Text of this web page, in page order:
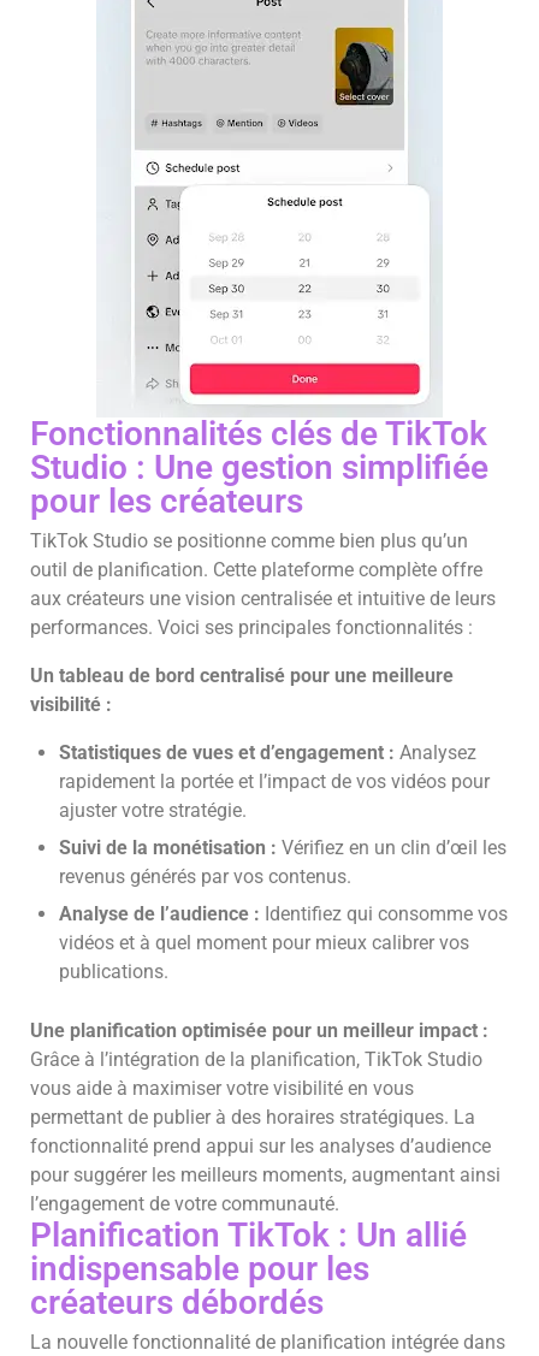
Fonctionnalités clés de TikTok
Studio : Une gestion simplifiée
pour les créateurs
TikTok Studio se positionne comme bien plus qu’un
outil de planification. Cette plateforme complète offre
aux créateurs une vision centralisée et intuitive de leurs
performances. Voici ses principales fonctionnalités :
Un tableau de bord centralisé pour une meilleure
visibilité :
Statistiques de vues et d’engagement : Analysez
rapidement la portée et l’impact de vos vidéos pour
ajuster votre stratégie.
Suivi de la monétisation : Vérifiez en un clin d’œil les
revenus générés par vos contenus.
Analyse de l’audience : Identifiez qui consomme vos
vidéos et à quel moment pour mieux calibrer vos
publications.
Une planification optimisée pour un meilleur impact :
Grâce à l’intégration de la planification, TikTok Studio
vous aide à maximiser votre visibilité en vous
permettant de publier à des horaires stratégiques. La
fonctionnalité prend appui sur les analyses d’audience
pour suggérer les meilleurs moments, augmentant ainsi
l’engagement de votre communauté.
Planification TikTok : Un allié
indispensable pour les
créateurs débordés
La nouvelle fonctionnalité de planification intégrée dans